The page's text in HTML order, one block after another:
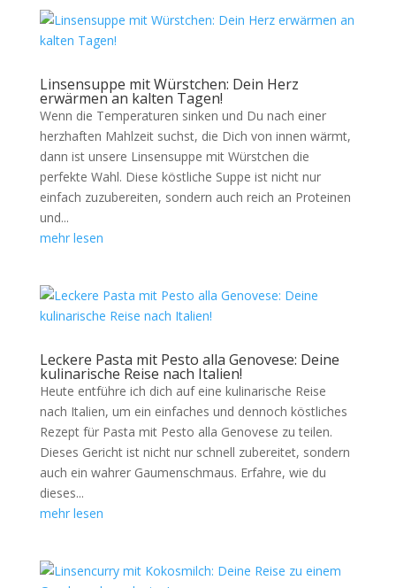
Linsensuppe mit Würstchen: Dein Herz
erwärmen an kalten Tagen!
Wenn die Temperaturen sinken und Du nach einer
herzhaften Mahlzeit suchst, die Dich von innen wärmt,
dann ist unsere Linsensuppe mit Würstchen die
perfekte Wahl. Diese köstliche Suppe ist nicht nur
einfach zuzubereiten, sondern auch reich an Proteinen
und...
mehr lesen
Leckere Pasta mit Pesto alla Genovese: Deine
kulinarische Reise nach Italien!
Heute entführe ich dich auf eine kulinarische Reise
nach Italien, um ein einfaches und dennoch köstliches
Rezept für Pasta mit Pesto alla Genovese zu teilen.
Dieses Gericht ist nicht nur schnell zubereitet, sondern
auch ein wahrer Gaumenschmaus. Erfahre, wie du
dieses...
mehr lesen